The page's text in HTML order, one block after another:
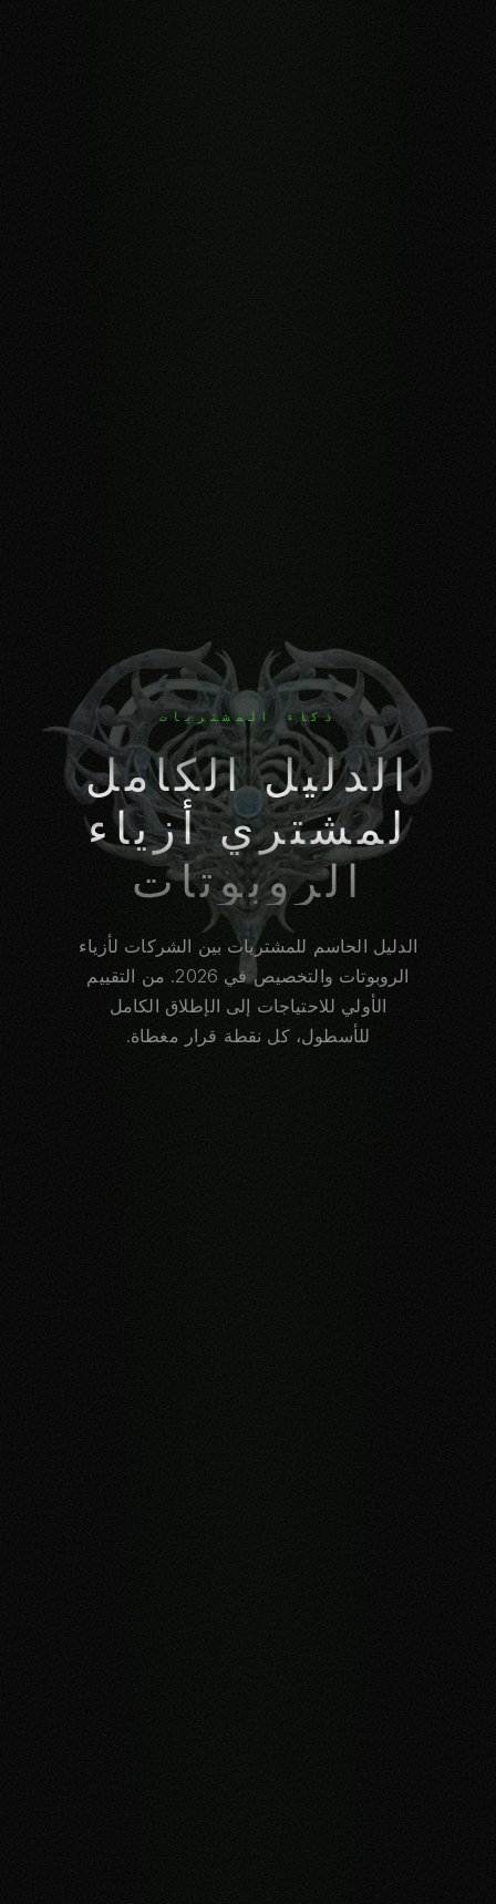
ذكاء المشتريات
الدليل الكامل
لمشتري أزياء
الروبوتات
الدليل الحاسم للمشتريات بين الشركات لأزياء
الروبوتات والتخصيص في 2026. من التقييم
الأولي للاحتياجات إلى الإطلاق الكامل
للأسطول، كل نقطة قرار مغطاة.